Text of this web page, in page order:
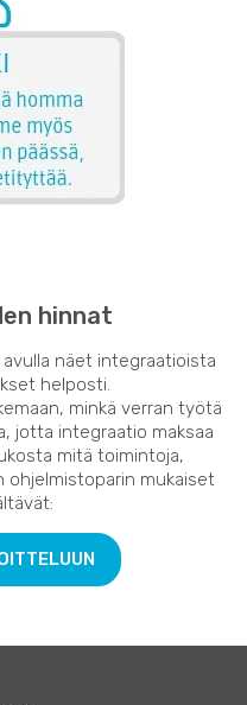
hinnat
näet integraatioista
helposti.
minkä verran työtä
jotta integraatio maksaa
mitä toimintoja,
ohjelmistoparin mukaiset